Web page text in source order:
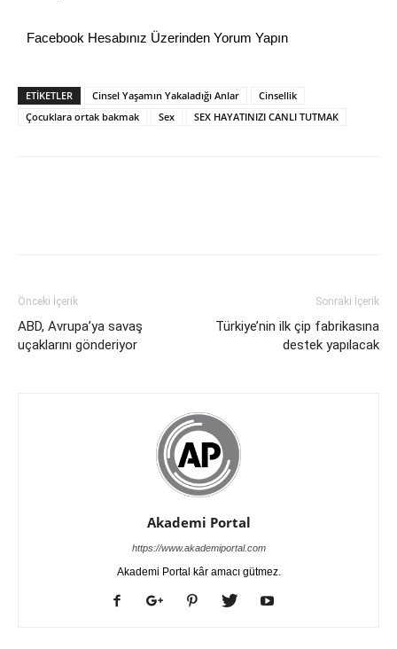
Facebook Hesabınız Üzerinden Yorum Yapın
ETİKETLER Cinsel Yaşamın Yakaladığı Anlar
Cinsellik
Çocuklara ortak bakmak
Sex SEX HAYATINIZI CANLI TUTMAK
Önceki İçerik
ABD, Avrupa’ya savaş
uçaklarını gönderiyor
Sonraki İçerik
Türkiye’nin ilk çip fabrikasına
destek yapılacak
Akademi Portal
https://www.akademiportal.com
Akademi Portal kâr amacı gütmez.